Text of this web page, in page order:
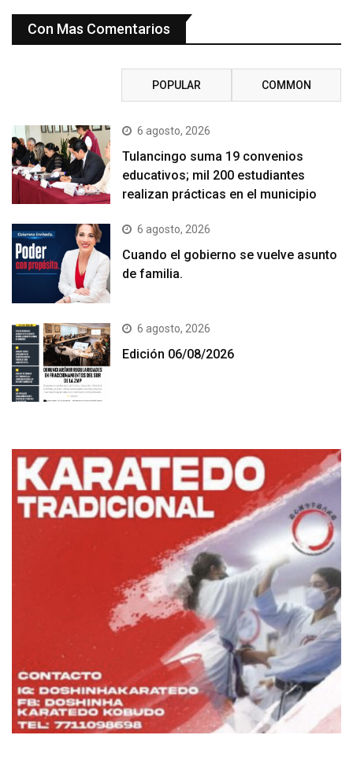
Con Mas Comentarios
POPULAR COMMON
6 agosto, 2026
Tulancingo suma 19 convenios
educativos; mil 200 estudiantes
realizan prácticas en el municipio
6 agosto, 2026
Cuando el gobierno se vuelve asunto
de familia.
6 agosto, 2026
Edición 06/08/2026